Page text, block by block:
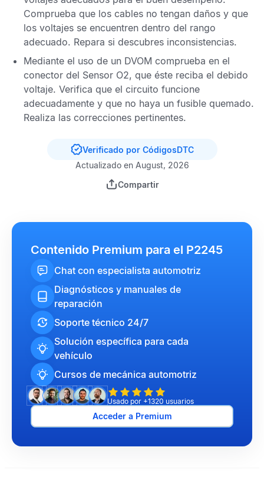
Comprueba que los cables no tengan daños y que
los voltajes se encuentren dentro del rango
adecuado. Repara si descubres inconsistencias.
Mediante el uso de un DVOM comprueba en el
conector del Sensor O2, que éste reciba el debido
voltaje. Verifica que el circuito funcione
adecuadamente y que no haya un fusible quemado.
Realiza las correcciones pertinentes.
Verificado por CódigosDTC
Actualizado en August, 2026
Compartir
Contenido Premium para el P2245
Chat con especialista automotriz
Diagnósticos y manuales de
reparación
Soporte técnico 24/7
Solución específica para cada
vehículo
Cursos de mecánica automotriz
Usado por +1320 usuarios
Acceder a Premium